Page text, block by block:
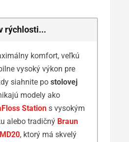
rýchlosti...
komfort, veľkú
vysoký výkon pre
siahnite po stolovej
modely ako
Station s vysokým
alebo tradičný Braun
, ktorý má skvelý